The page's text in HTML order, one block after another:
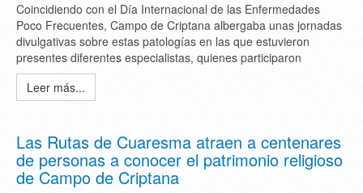
Coincidiendo con el Día Internacional de las Enfermedades
Poco Frecuentes, Campo de Criptana albergaba unas jornadas
divulgativas sobre estas patologías en las que estuvieron
presentes diferentes especialistas, quienes participaron
Leer más...
Las Rutas de Cuaresma atraen a centenares
de personas a conocer el patrimonio religioso
de Campo de Criptana